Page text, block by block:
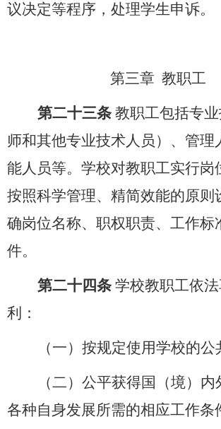
议决定等程序，处理学生申诉。
第三章 教职工
第二十三条 教职工包括专
师和其他专业技术人员）、管理
能人员等。学校对教职工实行岗
按照科学管理、精简效能的原则
确岗位名称、 职权职责、工作标
件。
第二十四条 学校教职工依
利：
（一）按规定使用学校的公
（二）公平获得国（境）
各种自身发展所需的相应工作条